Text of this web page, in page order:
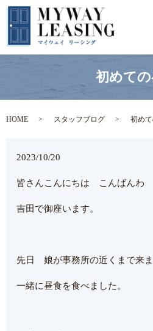
初めて
HOME スタッフブログ 初め
2023/10/20
皆さんこんにちは こんばんわ
吉田で御座います。
先日 娘が事務所の近くまで来
一緒に昼食を食べました。